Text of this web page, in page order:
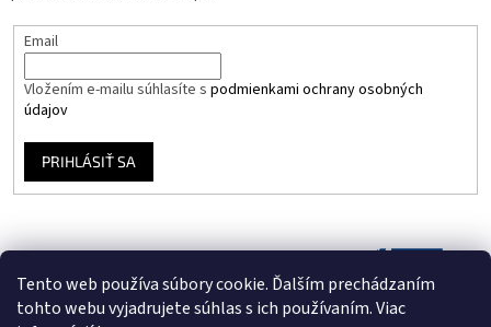
Tento web používa súbory cookie. Ďalším prechádzaním
tohto webu vyjadrujete súhlas s ich používaním. Viac
Email
Vložením e-mailu súhlasíte s podmienkami ochrany osobných
údajov
PRIHLÁSIŤ SA